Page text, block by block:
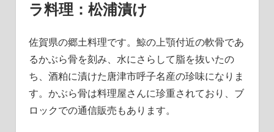
ラ料理：松浦漬け
佐賀県の郷土料理です。鯨の上顎付近の軟骨であ
るかぶら骨を刻み、水にさらして脂を抜いたの
ち、酒粕に漬けた唐津市呼子名産の珍味になりま
す。 かぶら骨は料理屋さんに珍重されており、ブ
ロックでの通信販売もあります。